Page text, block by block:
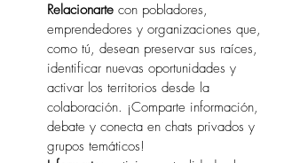
Relacionarte con pobladores,
emprendedores y organizaciones que,
como tú, desean preservar sus raíces,
identificar nuevas oportunidades y
activar los territorios desde la
colaboración. ¡Comparte información,
debate y conecta en chats privados y
grupos temáticos!